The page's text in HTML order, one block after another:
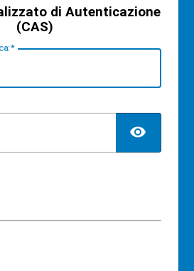
di Autenticazione
(CAS)